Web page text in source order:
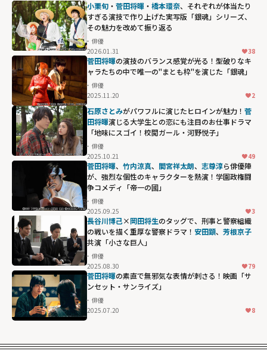
小栗旬 ・ 菅田将暉 ・ 橋本環奈、それぞれが体当たり
すぎる演技で作り上げた実写版「銀魂」シリーズ、
その魅力を改めて振り返る
俳優
2026.01.31
38
菅田将暉の演技のバランス感覚が光る！型破りなキ
ャラたちの中で唯一の"まとも枠"を演じた「銀魂」
俳優
2025.11.20
2
石原さとみがパワフルに演じたヒロインが魅力！ 菅
田将暉演じる大学生との恋にも注目のお仕事ドラマ
「地味にスゴイ！校閲ガール・河野悦子」
俳優
2025.10.21
49
菅田将暉、 竹内涼真、 間宮祥太朗、 志尊淳ら俳優陣
が、強烈な個性のキャラクターを熱演！学園政権闘
争コメディ「帝一の國」
俳優
2025.09.25
3
長谷川博己×岡田将生のタッグで、刑事と警察組織
の戦いを描く重厚な警察ドラマ！ 安田顕、 芳根京子
共演「小さな巨人」
俳優
2025.08.30
79
菅田将暉の素直で無邪気な表情が刺さる！映画「サ
ンセット・サンライズ」
俳優
2025.07.20
8